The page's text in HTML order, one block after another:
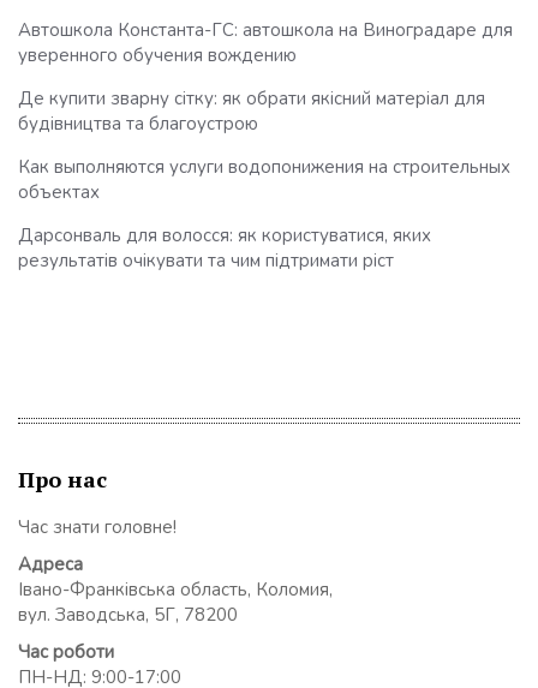
Автошкола Константа-ГС: автошкола на Виноградаре для
уверенного обучения вождению
Де купити зварну сітку: як обрати якісний матеріал для
будівництва та благоустрою
Как выполняются услуги водопонижения на строительных
объектах
Дарсонваль для волосся: як користуватися, яких
результатів очікувати та чим підтримати ріст
Про нас
Час знати головне!
Адреса
Івано-Франківська область, Коломия,
вул. Заводська, 5Г, 78200
Час роботи
ПН-НД: 9:00-17:00